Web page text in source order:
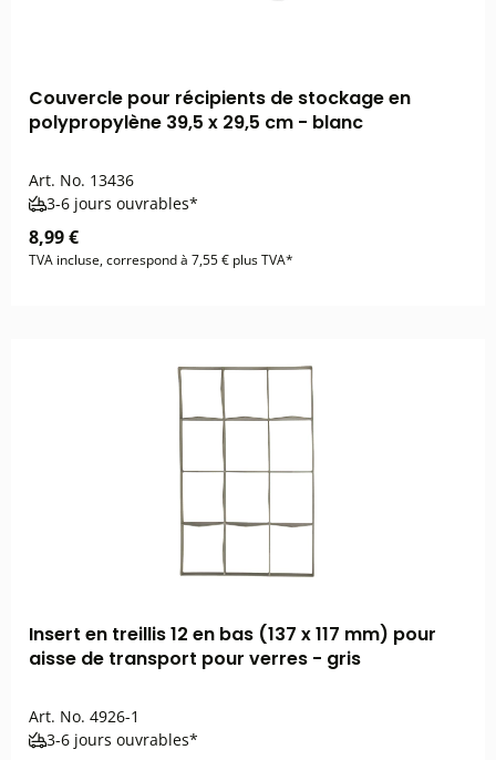
Couvercle pour récipients de stockage en
polypropylène 39,5 x 29,5 cm - blanc
Art. No. 13436
3-6 jours ouvrables*
8,99 €
TVA incluse, correspond à 7,55 € plus TVA*
Insert en treillis 12 en bas (137 x 117 mm) pour
aisse de transport pour verres - gris
Art. No. 4926-1
3-6 jours ouvrables*